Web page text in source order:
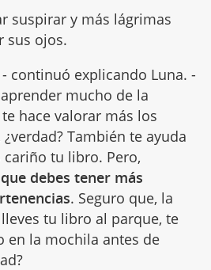
suspirar y más lágrimas
sus ojos.
- continuó explicando Luna. -
mucho de la
hace valorar más los
También te ayuda
tu libro. Pero,
debes tener más
. Seguro que, la
tu libro al parque, te
en la mochila antes de